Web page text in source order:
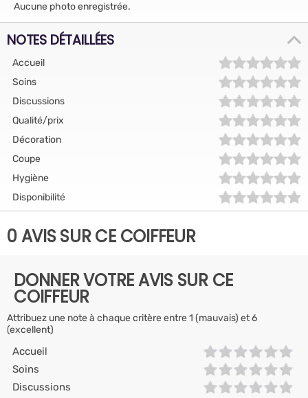
Aucune photo enregistrée.
NOTES DÉTAILLÉES
Accueil
Soins
Discussions
Qualité/prix
Décoration
Coupe
Hygiène
Disponibilité
0 AVIS SUR CE COIFFEUR
DONNER VOTRE AVIS SUR CE
COIFFEUR
Attribuez une note à chaque critère entre 1 (mauvais) et 6
(excellent)
Accueil
Soins
Discussions